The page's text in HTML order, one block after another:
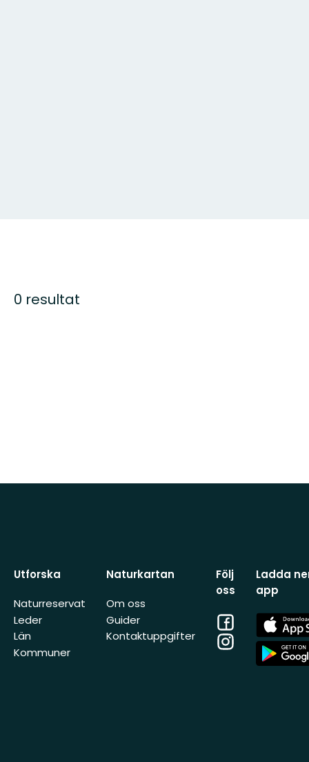
0 resultat
Utforska
Naturreservat
Leder
Län
Kommuner
Naturkartan
Om oss
Guider
Kontaktuppgifter
Följ
oss
Facebook
Instagram
Ladda
app
App
Store
App
Store